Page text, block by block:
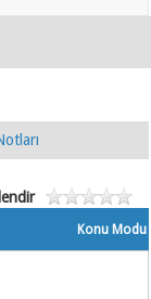
Konu Modu